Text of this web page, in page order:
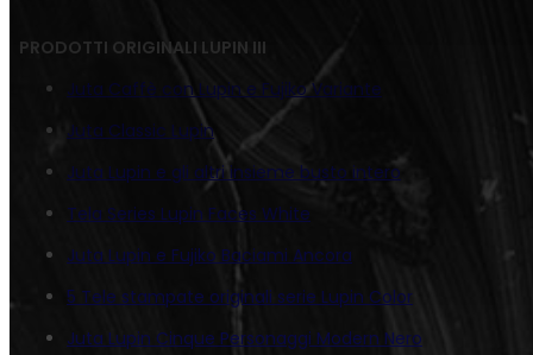
PRODOTTI ORIGINALI LUPIN III
Juta Caffè con Lupin e Fujiko Variante
Juta Classic Lupin
Juta Lupin e gli altri insieme busto intero
Tela Series Lupin Faces White
Juta Lupin e Fujiko Baciami Ancora
5 Tele stampate originali serie Lupin Color
Juta Lupin Cinque Personaggi Modern Nero